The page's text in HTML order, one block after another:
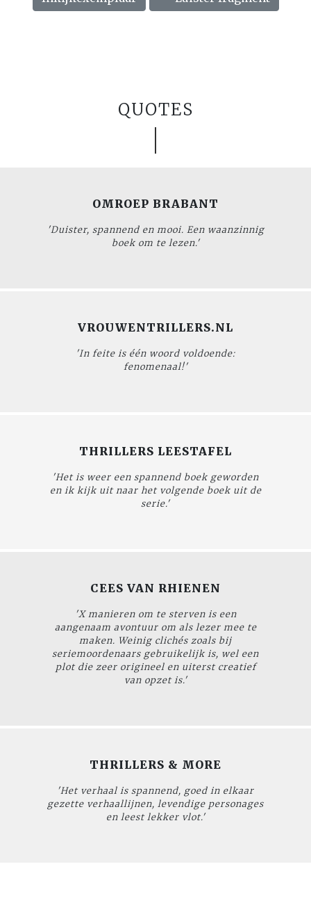
QUOTES
OMROEP BRABANT
'Duister, spannend en mooi. Een waanzinnig
boek om te lezen.'
VROUWENTRILLERS.NL
'In feite is één woord voldoende:
fenomenaal!'
THRILLERS LEESTAFEL
'Het is weer een spannend boek geworden
en ik kijk uit naar het volgende boek uit de
serie.'
CEES VAN RHIENEN
'X manieren om te stervenis een
aangenaam avontuur om als lezer mee te
maken. Weinig clichés zoals bij
seriemoordenaars gebruikelijk is, wel een
plot die zeer origineel en uiterst creatief
van opzet is.'
THRILLERS & MORE
'Het verhaal is spannend, goed in elkaar
gezette verhaallijnen, levendige personages
en leest lekker vlot.'